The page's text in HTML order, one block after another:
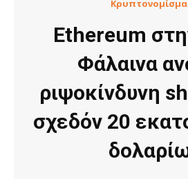
Ethereum
Φάλαινα
ριψοκίνδυνη
σχεδόν 20